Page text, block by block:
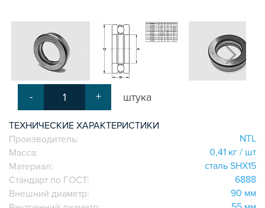
ОБЩЕСТРОИТЕЛЬНЫЙ ПРОФИЛЬ
ПОДШИПНИКИ
РАДИАЛЬНЫЕ ШАРИКОВЫЕ
РАДИАЛЬНО-УПОРНЫЕ ШАРИКОВЫЕ
СФЕРИЧЕСКИЕ ШАРИКОВЫЕ
КОНИЧЕСКИЕ РОЛИКОВЫЕ
ЛИНЕЙНЫЕ СОЕДИНИТЕЛИ
ДОПОЛНИТЕЛЬНАЯ ОБРАБОТКА
ПАРАЛЛЕЛЬНЫЕ СОЕДИНИТЕЛИ
ПРОМЫШЛЕННАЯ МЕБЕЛЬ
- + штука
ТЕХНИЧЕСКИЕ ХАРАКТЕРИСТИКИ
Производитель:
NTL
Масса:
0,41 кг / шт
Материал:
сталь SHX15
Стандарт по ГОСТ:
6888
Внешний диаметр:
90 мм